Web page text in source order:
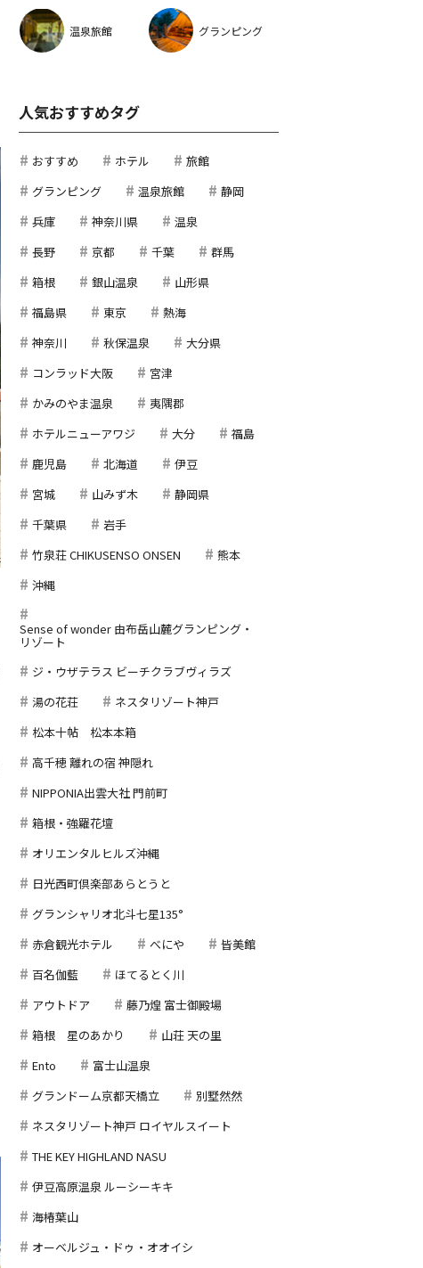
温泉旅館 グランピング
人気おすすめタグ
おすすめ ホテル
旅館
グランピング
温泉旅館
静岡
兵庫
神奈川県
温泉
長野
京都 千葉
群馬
箱根
銀山温泉
山形県
福島県
東京
熱海
神奈川
秋保温泉
大分県
コンラッド大阪
宮津
かみのやま温泉
夷隅郡
ホテルニューアワジ
大分
福島
鹿児島
北海道
伊豆
宮城
山みず木
静岡県
千葉県
岩手
竹泉荘 CHIKUSENSO ONSEN
熊本
沖縄
Sense of wonder 由布岳山麓グランピング・
リゾート
ジ・ウザテラス ビーチクラブヴィラズ
湯の花荘
ネスタリゾート神戸
松本十帖 松本本箱
高千穂 離れの宿 神隠れ
NIPPONIA出雲大社 門前町
箱根・強羅花壇
オリエンタルヒルズ沖縄
日光西町倶楽部あらとうと
グランシャリオ北斗七星135°
赤倉観光ホテル
べにや
皆美館
百名伽藍
ほてるとく川
アウトドア
藤乃煌 富士御殿場
箱根 星のあかり
山荘 天の里
Ento
富士山温泉
グランドーム京都天橋立
別墅然然
ネスタリゾート神戸 ロイヤルスイート
THE KEY HIGHLAND NASU
伊豆高原温泉 ルーシーキキ
海椿葉山
オーベルジュ・ドゥ・オオイシ